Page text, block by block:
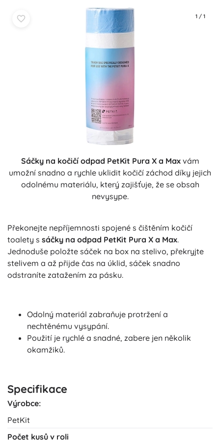
1 / 1
Sáčky na kočičí odpad PetKit Pura X a Maxvám
umožní snadno a rychle uklidit kočičí záchod díky jejich
odolnému materiálu, který zajišťuje, že se obsah
nevysype.
Překonejte nepříjemnosti spojené s čištěním kočičí
toalety s sáčky na odpad PetKit Pura X a Max.
Jednoduše položte sáček na box na stelivo, překryjte
stelivem a až přijde čas na úklid, sáček snadno
odstraníte zatažením za pásku.
Odolný materiál zabraňuje protržení a
nechtěnému vysypání.
Použití je rychlé a snadné, zabere jen několik
okamžiků.
Specifikace
Výrobce:
PetKit
Počet kusů v roli